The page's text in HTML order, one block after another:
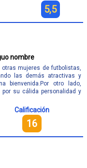
5,5
nombre
mujeres de futbolistas,
las demás atractivas y
bienvenida.Por otro lado,
su cálida personalidad y
Calificación
16